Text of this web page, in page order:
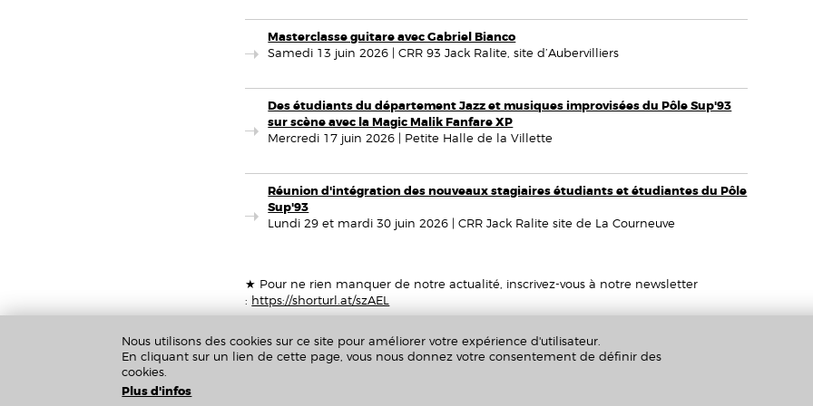
Masterclasse guitare avec Gabriel Bianco
Samedi 13 juin 2026 | CRR 93 Jack Ralite, site d’Aubervilliers
Des étudiants du département Jazz et musiques improvisées du Pôle Sup'93
sur scène avec la Magic Malik Fanfare XP
​Mercredi 17 juin 2026 | Petite Halle de la Villette
Réunion d'intégration des nouveaux stagiaires étudiants et étudiantes du Pôle
Sup'93
Lundi 29 et mardi 30 juin 2026 | CRR Jack Ralite site de La Courneuve
★ Pour ne rien manquer de notre actualité, inscrivez-vous à notre newsletter
: https://shorturl.at/szAEL
Nous utilisons des cookies sur ce site pour améliorer votre expérience d'utilisateur.
En cliquant sur un lien de cette page, vous nous donnez votre consentement de définir des
cookies.
Plus d'infos